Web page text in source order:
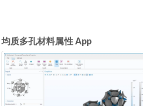
均质多孔材料属性 App